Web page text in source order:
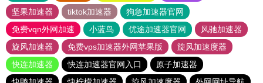
坚果加速器
tiktok加速器
狗急加速器官网
免费vqn外网加速
小蓝鸟 优途加速器官网
风驰加速器
旋风加速器
免费vps加速器外网苹果版
旋风加速度器
快连加速器
快连加速器官网入口
原子加速器